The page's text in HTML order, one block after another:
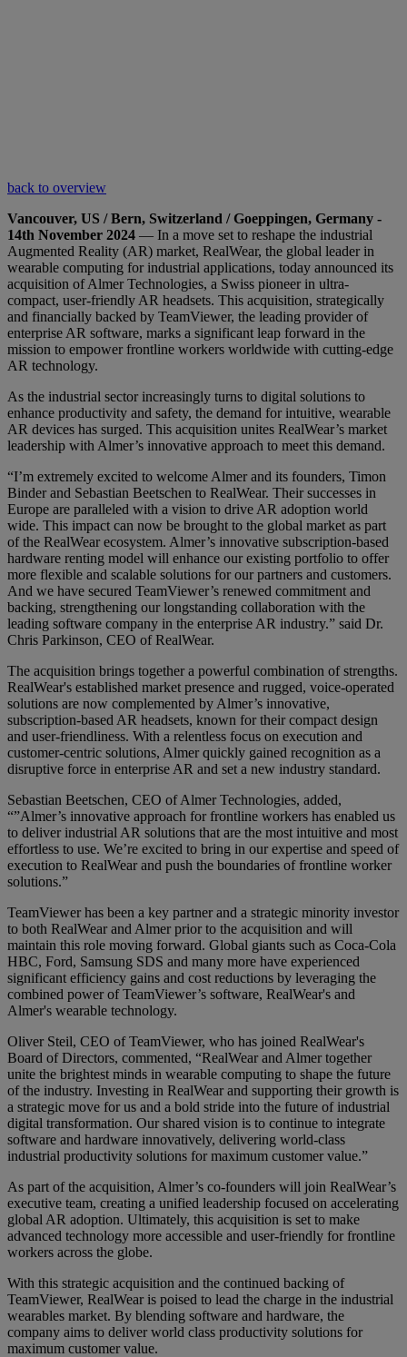
back to overview
Vancouver, US / Bern, Switzerland / Goeppingen, Germany -
14th November 2024 — In a move set to reshape the industrial
Augmented Reality (AR) market, RealWear, the global leader in
wearable computing for industrial applications, today announced its
acquisition of Almer Technologies, a Swiss pioneer in ultra-
compact, user-friendly AR headsets. This acquisition, strategically
and financially backed by TeamViewer, the leading provider of
enterprise AR software, marks a significant leap forward in the
mission to empower frontline workers worldwide with cutting-edge
AR technology.
As the industrial sector increasingly turns to digital solutions to
enhance productivity and safety, the demand for intuitive, wearable
AR devices has surged. This acquisition unites RealWear’s market
leadership with Almer’s innovative approach to meet this demand.
“I’m extremely excited to welcome Almer and its founders, Timon
Binder and Sebastian Beetschen to RealWear. Their successes in
Europe are paralleled with a vision to drive AR adoption world
wide. This impact can now be brought to the global market as part
of the RealWear ecosystem. Almer’s innovative subscription-based
hardware renting model will enhance our existing portfolio to offer
more flexible and scalable solutions for our partners and customers.
And we have secured TeamViewer’s renewed commitment and
backing, strengthening our longstanding collaboration with the
leading software company in the enterprise AR industry.” said Dr.
Chris Parkinson, CEO of RealWear.
The acquisition brings together a powerful combination of strengths.
RealWear's established market presence and rugged, voice-operated
solutions are now complemented by Almer’s innovative,
subscription-based AR headsets, known for their compact design
and user-friendliness. With a relentless focus on execution and
customer-centric solutions, Almer quickly gained recognition as a
disruptive force in enterprise AR and set a new industry standard.
Sebastian Beetschen, CEO of Almer Technologies, added,
“”Almer’s innovative approach for frontline workers has enabled us
to deliver industrial AR solutions that are the most intuitive and most
effortless to use. We’re excited to bring in our expertise and speed of
execution to RealWear and push the boundaries of frontline worker
solutions.”
TeamViewer has been a key partner and a strategic minority investor
to both RealWear and Almer prior to the acquisition and will
maintain this role moving forward. Global giants such as Coca-Cola
HBC, Ford, Samsung SDS and many more have experienced
significant efficiency gains and cost reductions by leveraging the
combined power of TeamViewer’s software, RealWear's and
Almer's wearable technology.
Oliver Steil, CEO of TeamViewer, who has joined RealWear's
Board of Directors, commented, “RealWear and Almer together
unite the brightest minds in wearable computing to shape the future
of the industry. Investing in RealWear and supporting their growth is
a strategic move for us and a bold stride into the future of industrial
digital transformation. Our shared vision is to continue to integrate
software and hardware innovatively, delivering world-class
industrial productivity solutions for maximum customer value.”
As part of the acquisition, Almer’s co-founders will join RealWear’s
executive team, creating a unified leadership focused on accelerating
global AR adoption. Ultimately, this acquisition is set to make
advanced technology more accessible and user-friendly for frontline
workers across the globe.
With this strategic acquisition and the continued backing of
TeamViewer, RealWear is poised to lead the charge in the industrial
wearables market. By blending software and hardware, the
company aims to deliver world class productivity solutions for
maximum customer value.